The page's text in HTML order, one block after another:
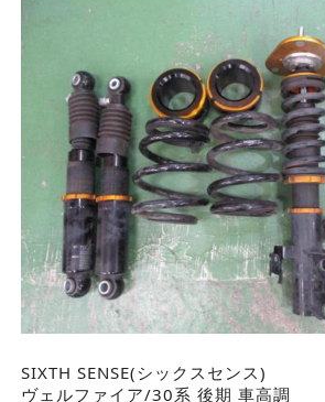
SIXTH SENSE(シックスセンス)
ヴェルファイア/30系 後期 車高調